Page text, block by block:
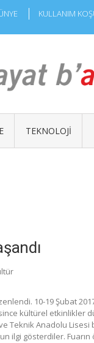
KULLANIM
TEKNOLOJI
10-19 Şubat
kültürel etkinlikler
Teknik Anadolu
ilgi gösterdiler. Fuarın